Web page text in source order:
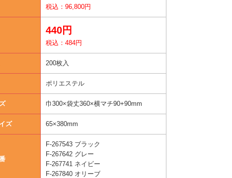
税込：96,800円
440円
税込：484円
200枚入
ポリエステル
巾300×袋丈360×横マチ90+90mm
ズ 65×380mm
F-267543 ブラック
F-267642 グレー
F-267741 ネイビー
F-267840 オリーブ